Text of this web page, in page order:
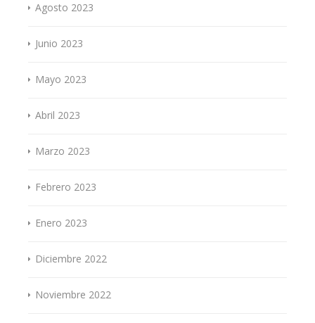
Agosto 2023
Junio 2023
Mayo 2023
Abril 2023
Marzo 2023
Febrero 2023
Enero 2023
Diciembre 2022
Noviembre 2022